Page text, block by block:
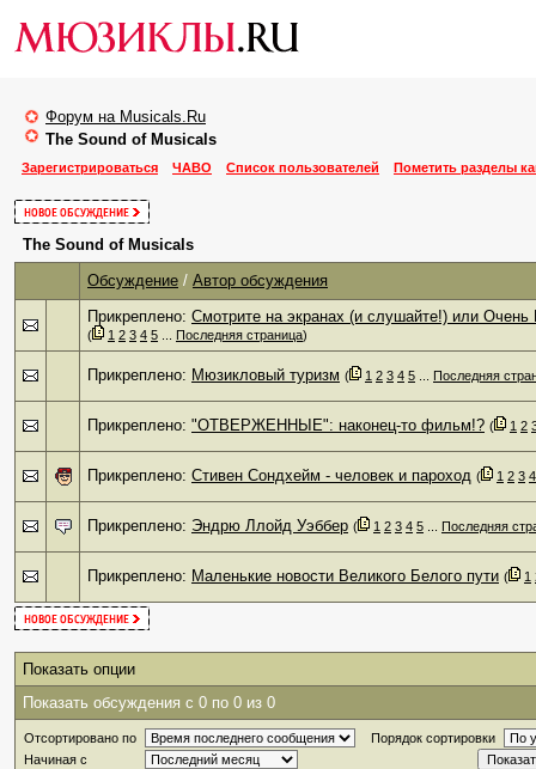
Форум на Musicals.Ru
The Sound of Musicals
Зарегистрироваться ЧАВО Список пользователей Пометить разделы
The Sound of Musicals
Обсуждение / Автор обсуждения
Прикреплено: Смотрите на экранах (и слушайте!) или
( 1 2 3 4 5 Последняя страница)
Прикреплено: Мюзикловый туризм ( 1 2 3 4 5 Последняя
Прикреплено: "ОТВЕРЖЕННЫЕ": наконец-то фильм!? ( 1 2
Прикреплено: Стивен Сондхейм - человек и пароход ( 1 2 3 4
Прикреплено: Эндрю Ллойд Уэббер ( 1 2 3 4 5 Последняя
Прикреплено: Маленькие новости Великого Белого пути ( 1
Показать опции
Показать обсуждения с 0 по 0 из 0
Отсортировано по
Порядок сортировки
Начиная с